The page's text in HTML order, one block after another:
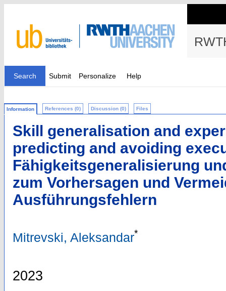
Search Submit Personalize Help
Information References (0) Discussion (0) Files
Skill generalisation and
predicting and avoiding
Fähigkeitsgeneralisierung
zum Vorhersagen und
Ausführungsfehlern
Mitrevski, Aleksandar*
2023